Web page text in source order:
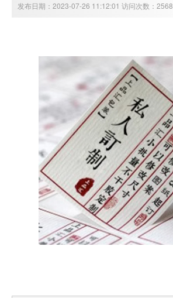
发布日期：2023-07-26 11:12:01 访问次数：2568